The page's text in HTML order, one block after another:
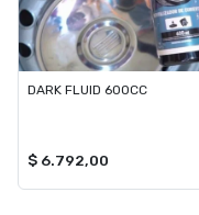
DARK FLUID 600CC
$ 6.792,00